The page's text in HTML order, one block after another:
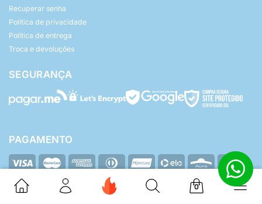
Recuperar senha
Política de privacidade
Política de entrega
Troca e devoluções
SEGURANÇA
PAGAMENTO
0